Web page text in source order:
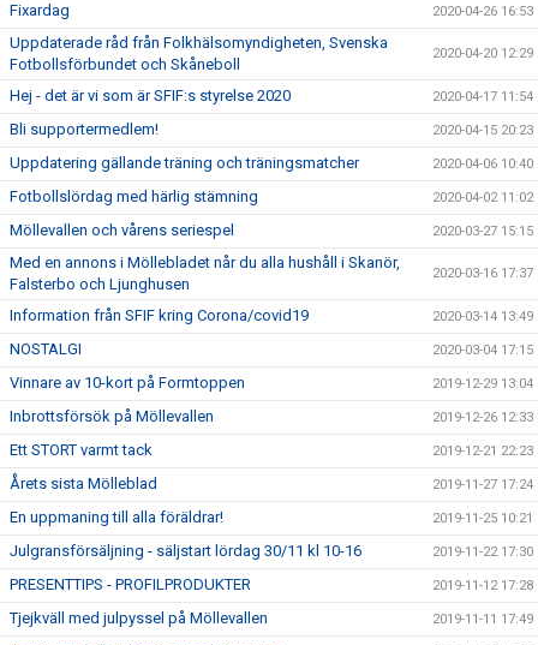
Fixardag 2020-04-26 16:53
Uppdaterade råd från Folkhälsomyndigheten, Svenska
Fotbollsförbundet och Skåneboll
2020-04-20 12:29
Hej - det är vi som är SFIF:s styrelse 2020 2020-04-17 11:54
Bli supportermedlem! 2020-04-15 20:23
Uppdatering gällande träning och träningsmatcher 2020-04-06 10:40
Fotbollslördag med härlig stämning 2020-04-02 11:02
Möllevallen och vårens seriespel 2020-03-27 15:15
Med en annons i Möllebladet når du alla hushåll i Skanör,
Falsterbo och Ljunghusen
2020-03-16 17:37
Information från SFIF kring Corona/covid19 2020-03-14 13:49
NOSTALGI 2020-03-04 17:15
Vinnare av 10-kort på Formtoppen 2019-12-29 13:04
Inbrottsförsök på Möllevallen 2019-12-26 12:33
Ett STORT varmt tack 2019-12-21 22:23
Årets sista Mölleblad 2019-11-27 17:24
En uppmaning till alla föräldrar! 2019-11-25 10:21
Julgransförsäljning - säljstart lördag 30/11 kl 10-16 2019-11-22 17:30
PRESENTTIPS - PROFILPRODUKTER 2019-11-12 17:28
Tjejkväll med julpyssel på Möllevallen 2019-11-11 17:49